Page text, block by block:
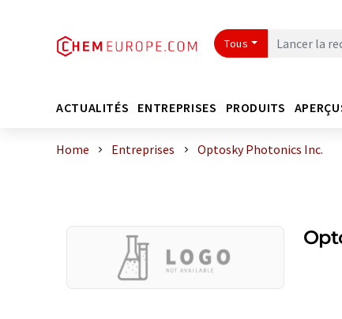
Tous
ACTUALITÉS ENTREPRISES PRODUITS
Home Entreprises Optosky Photonics Inc.